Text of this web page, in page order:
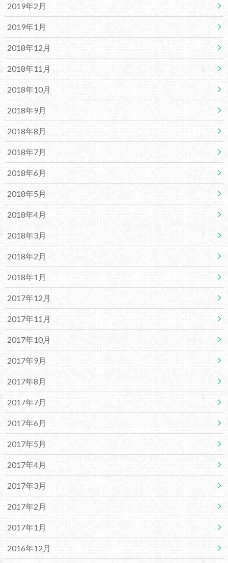
2019年2月
2019年1月
2018年12月
2018年11月
2018年10月
2018年9月
2018年8月
2018年7月
2018年6月
2018年5月
2018年4月
2018年3月
2018年2月
2018年1月
2017年12月
2017年11月
2017年10月
2017年9月
2017年8月
2017年7月
2017年6月
2017年5月
2017年4月
2017年3月
2017年2月
2017年1月
2016年12月